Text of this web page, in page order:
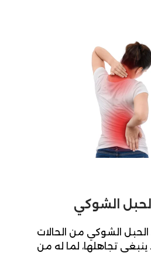
الشوكي
الشوكي من الحالات
ينبغي تجاهلها، لما له من